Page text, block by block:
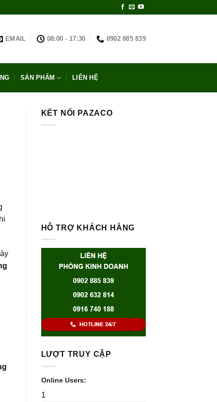
EMAIL 08:00 - 17:30 0902 885 839
SẢN PHẨM LIÊN HỆ
KẾT NỐI PAZACO
HỖ TRỢ KHÁCH HÀNG
LƯỢT TRUY CẬP
Online Users:
1